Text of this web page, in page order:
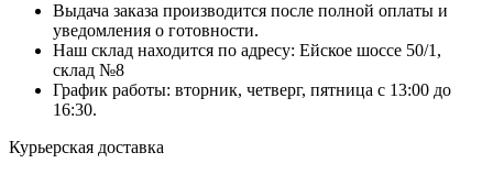
Выдача заказа производится после полной оплаты и
уведомления о готовности.
Наш склад находится по адресу: Ейское шоссе 50/1,
склад №8
График работы: вторник, четверг, пятница с 13:00 до
16:30.
Курьерская доставка